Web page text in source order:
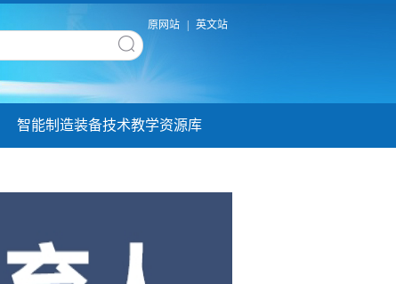
原网站 英文站
智能制造装备技术教学资源库